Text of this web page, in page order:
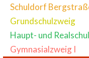
Schuldorf
Grundschulzweig
Haupt- und
Gymnasialzweig I